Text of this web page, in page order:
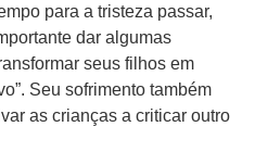
para a tristeza passar,
dar algumas
seus filhos em
Seu sofrimento também
as crianças a criticar outro